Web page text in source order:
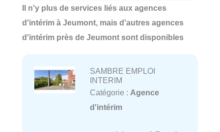
Il n'y plus de services liés aux agences
d'intérim à Jeumont, mais d'autres agences
d'intérim près de Jeumont sont disponibles
SAMBRE EMPLOI
INTERIM
Catégorie : Agence
d'intérim